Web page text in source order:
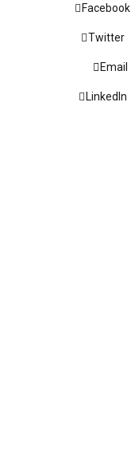
Facebook
Twitter
Email
LinkedIn